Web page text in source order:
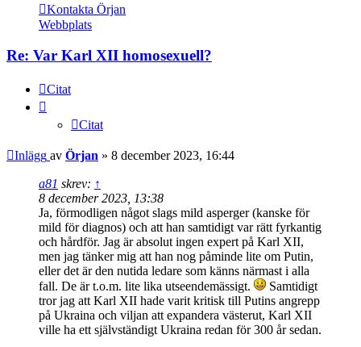
Kontakta Örjan
Webbplats
Re: Var Karl XII homosexuell?
Citat
Citat
Inlägg av Örjan » 8 december 2023, 16:44
a81 skrev: ↑
8 december 2023, 13:38
Ja, förmodligen något slags mild asperger (kanske för
mild för diagnos) och att han samtidigt var rätt fyrkantig
och hårdför. Jag är absolut ingen expert på Karl XII,
men jag tänker mig att han nog påminde lite om Putin,
eller det är den nutida ledare som känns närmast i alla
fall. De är t.o.m. lite lika utseendemässigt.
Samtidigt
tror jag att Karl XII hade varit kritisk till Putins angrepp
på Ukraina och viljan att expandera västerut, Karl XII
ville ha ett självständigt Ukraina redan för 300 år sedan.